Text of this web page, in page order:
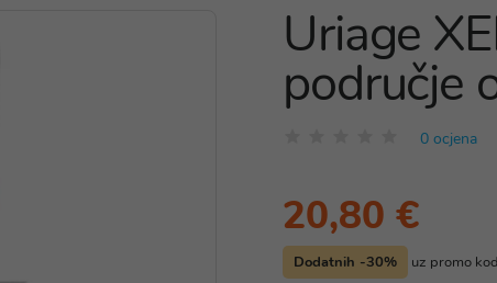
Uriage
područje
0 ocjena
20,80 €
Dodatnih -30% uz promo